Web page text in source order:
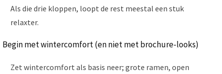
Als die drie kloppen, loopt de rest meestal een stuk
relaxter.
Begin met wintercomfort (en niet met brochure-looks)
Zet wintercomfort als basis neer; grote ramen, open